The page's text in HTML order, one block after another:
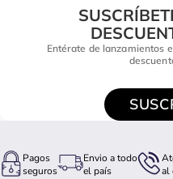
Entérate de lanzamientos
Pagos
seguros
Envio a todo
el país
al